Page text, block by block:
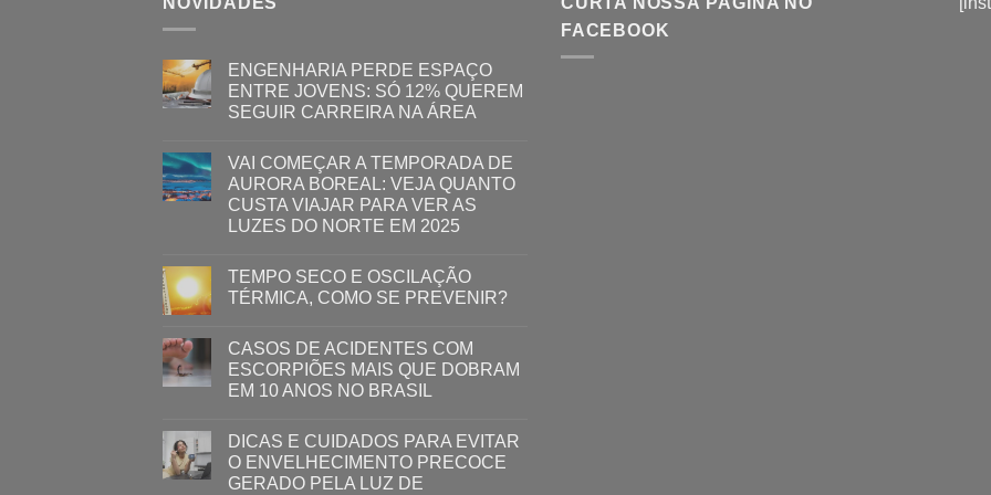
ENGENHARIA PERDE ESPAÇO
ENTRE JOVENS: SÓ 12% QUEREM
SEGUIR CARREIRA NA ÁREA
VAI COMEÇAR A TEMPORADA DE
AURORA BOREAL: VEJA QUANTO
CUSTA VIAJAR PARA VER AS
LUZES DO NORTE EM 2025
TEMPO SECO E OSCILAÇÃO
TÉRMICA, COMO SE PREVENIR?
CASOS DE ACIDENTES COM
ESCORPIÕES MAIS QUE DOBRAM
EM 10 ANOS NO BRASIL
DICAS E CUIDADOS PARA EVITAR
O ENVELHECIMENTO PRECOCE
GERADO PELA LUZ ​DE
FACEBOOK